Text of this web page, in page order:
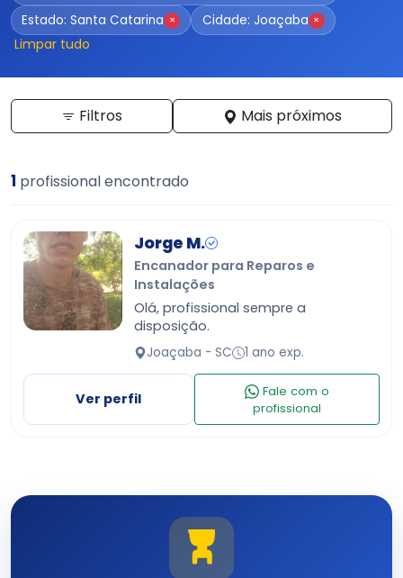
Estado: Santa Catarina × Cidade: Joaçaba ×
Limpar tudo
Filtros Mais próximos
1 profissional encontrado
Jorge M.
Encanador para Reparos e
Instalações
Olá, profissional sempre a
disposição.
Joaçaba - SC 1 ano exp.
Ver perfil
Fale com o
profissional